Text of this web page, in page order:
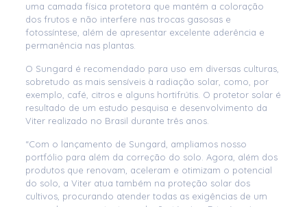
uma camada física protetora que mantém a coloração
dos frutos e não interfere nas trocas gasosas e
fotossíntese, além de apresentar excelente aderência e
permanência nas plantas.
O Sungard é recomendado para uso em diversas culturas,
sobretudo as mais sensíveis à radiação solar, como, por
exemplo, café, citros e alguns hortifrútis. O protetor solar é
resultado de um estudo pesquisa e desenvolvimento da
Viter realizado no Brasil durante três anos.
“Com o lançamento de Sungard, ampliamos nosso
portfólio para além da correção do solo. Agora, além dos
produtos que renovam, aceleram e otimizam o potencial
do solo, a Viter atua também na proteção solar dos
cultivos, procurando atender todas as exigências de um